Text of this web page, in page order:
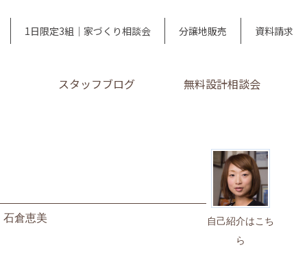
1日限定3組｜家づくり相談会 分譲地販売 資料請求
スタッフブログ 無料設計相談会
自己紹介はこち
ら
石倉恵美